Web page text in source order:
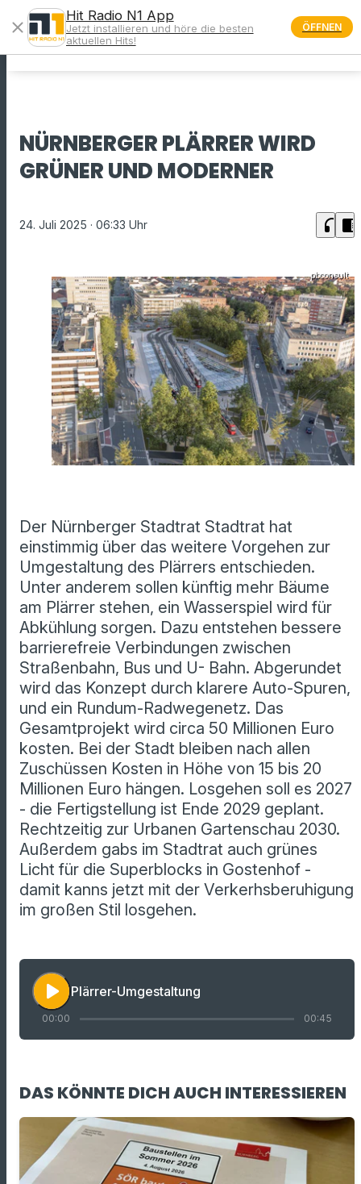
menu
NÜRNBERGER PLÄRRER WIRD
GRÜNER UND MODERNER
24. Juli 2025 · 06:33 Uhr headphones chrome_reader_mode
pbconsult
Der Nürnberger Stadtrat Stadtrat hat
einstimmig über das weitere Vorgehen zur
Umgestaltung des Plärrers entschieden.
Unter anderem sollen künftig mehr Bäume
am Plärrer stehen, ein Wasserspiel wird für
Abkühlung sorgen. Dazu entstehen bessere
barrierefreie Verbindungen zwischen
Straßenbahn, Bus und U- Bahn. Abgerundet
wird das Konzept durch klarere Auto-Spuren,
und ein Rundum-Radwegenetz. Das
Gesamtprojekt wird circa 50 Millionen Euro
kosten. Bei der Stadt bleiben nach allen
Zuschüssen Kosten in Höhe von 15 bis 20
Millionen Euro hängen. Losgehen soll es 2027
- die Fertigstellung ist Ende 2029 geplant.
Rechtzeitig zur Urbanen Gartenschau 2030.
Außerdem gabs im Stadtrat auch grünes
Licht für die Superblocks in Gostenhof -
damit kanns jetzt mit der Verkerhsberuhigung
im großen Stil losgehen.
play_arrow Plärrer-Umgestaltung
00:00 00:45
DAS KÖNNTE DICH AUCH INTERESSIEREN
close
Hit Radio N1 App
Jetzt installieren und höre die besten
aktuellen Hits!
ÖFFNEN